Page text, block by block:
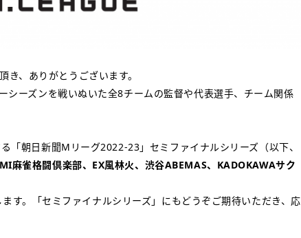
、ありがとうございます。
シーズンを戦いぬいた全8チームの監督や代表選手、チーム関係
「朝日新聞Mリーグ2022-23」セミファイナルシリーズ（以下、
麻雀格闘倶楽部、EX風林火、渋谷ABEMAS、KADOKAWAサク
す。「セミファイナルシリーズ」にもどうぞご期待いただき、応